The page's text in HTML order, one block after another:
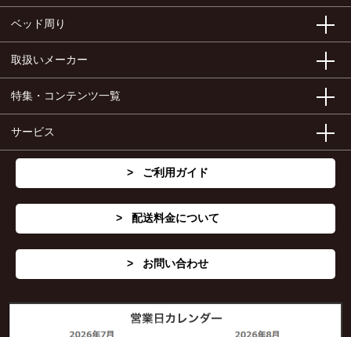
ベッド周り
取扱いメーカー
特集・コンテンツ一覧
サービス
ご利用ガイド
配送料金について
お問い合わせ